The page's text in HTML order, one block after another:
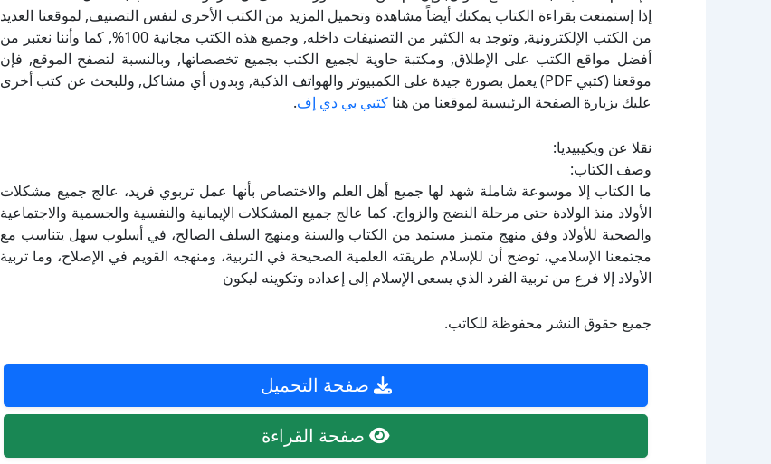
إذا إستمتعت بقراءة الكتاب يمكنك أيضاً مشاهدة وتحميل المزيد من الكتب الأخرى لنفس التصنيف, لموقعنا العديد
من الكتب الإلكترونية, وتوجد به الكثير من التصنيفات داخله, وجميع هذه الكتب مجانية 100%, كما وأننا نعتبر من
أفضل مواقع الكتب على الإطلاق, ومكتبة حاوية لجميع الكتب بجميع تخصصاتها, وبالنسبة لتصفح الموقع, فإن
موقعنا (كتبي PDF) يعمل بصورة جيدة على الكمبيوتر والهواتف الذكية, وبدون أي مشاكل, وللبحث عن كتب أخرى
عليك بزيارة الصفحة الرئيسية لموقعنا من هنا كتبي بي دي إف.
نقلا عن ويكيبيديا:
وصف الكتاب:
ما الكتاب إلا موسوعة شاملة شهد لها جميع أهل العلم والاختصاص بأنها عمل تربوي فريد، عالج جميع مشكلات
الأولاد منذ الولادة حتى مرحلة النضج والزواج. كما عالج جميع المشكلات الإيمانية والنفسية والجسمية والاجتماعية
والصحية للأولاد وفق منهج متميز مستمد من الكتاب والسنة ومنهج السلف الصالح، في أسلوب سهل يتناسب مع
مجتمعنا الإسلامي، توضح أن للإسلام طريقته العلمية الصحيحة في التربية، ومنهجه القويم في الإصلاح، وما تربية
الأولاد إلا فرع من تربية الفرد الذي يسعى الإسلام إلى إعداده وتكوينه ليكون
جميع حقوق النشر محفوظة للكاتب.
صفحة التحميل
صفحة القراءة